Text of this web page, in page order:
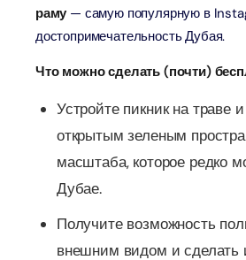
раму — самую популярную в
достопримечательность Дубая.
Что можно сделать (почти)
Устройте пикник на траве
открытым зеленым
масштаба, которое редко
Дубае.
Получите возможность
внешним видом и сделать